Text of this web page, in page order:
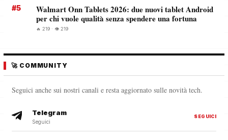
#5
Walmart Onn Tablets 2026: due nuovi tablet Android
per chi vuole qualità senza spendere una fortuna
🔥 219 · 👁️ 219
🚀 COMMUNITY
Seguici anche sui nostri canali e resta aggiornato sulle novità tech.
Telegram
Seguici
SEGUICI